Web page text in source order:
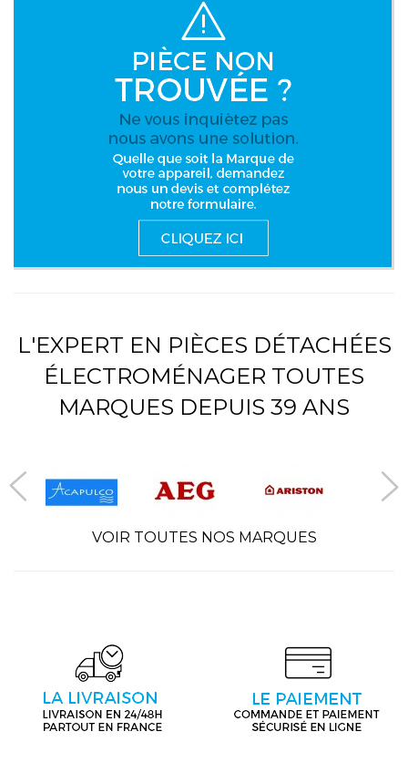
L'EXPERT EN PIÈCES DÉTACHÉES
ÉLECTROMÉNAGER TOUTES
MARQUES DEPUIS 39 ANS
VOIR TOUTES NOS MARQUES